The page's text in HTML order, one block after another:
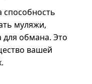
способность
муляжи,
обмана. Это
вашей